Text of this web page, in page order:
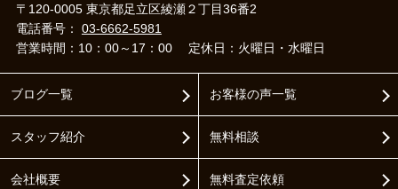
〒120-0005 東京都足立区綾瀬２丁目36番2
電話番号： 03-6662-5981
営業時間：10：00～17：00
定休日：火曜日・水曜日
ブログ一覧
スタッフ紹介
会社概要
お客様の声一覧
無料相談
無料査定依頼